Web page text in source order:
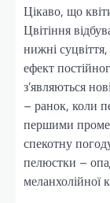
Цікаво, що
Цвітіння
нижні
ефект
з’являються
– ранок, коли
першими
спекотну
пелюстки –
меланхолійної